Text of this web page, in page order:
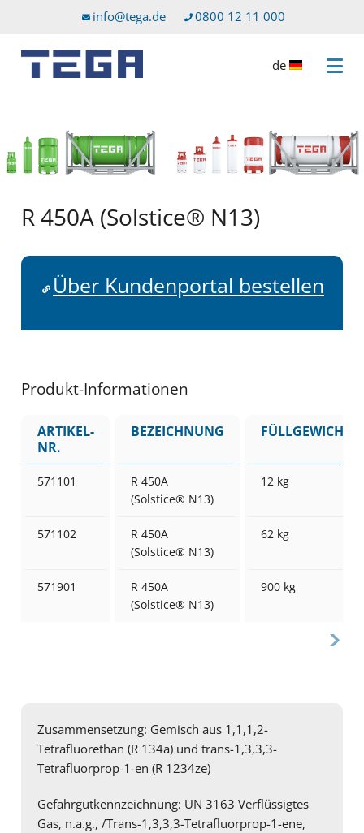
zum Servicemenüinfo@tega.de 0800 12 11 000
Menü
de
R 450A (Solstice® N13)
Über Kundenportal bestellen
Produkt-Informationen
ARTIKEL-
NR.
BEZEICHNUNG FÜLLGEWICHT
571101
R 450A
(Solstice® N13)
12 kg
571102
R 450A
(Solstice® N13)
62 kg
571901
R 450A
(Solstice® N13)
900 kg
Zusammensetzung: Gemisch aus 1,1,1,2-
Tetrafluorethan (R 134a) und trans-1,3,3,3-
Tetrafluorprop-1-en (R 1234ze)
Gefahrgutkennzeichnung: UN 3163 Verflüssigtes
Gas, n.a.g., /Trans-1,3,3,3-Tetrafluorprop-1-ene,